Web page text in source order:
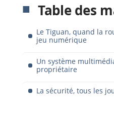
Table des
Le Tiguan, quand la
jeu numérique
Un système
propriétaire
La sécurité, tous les